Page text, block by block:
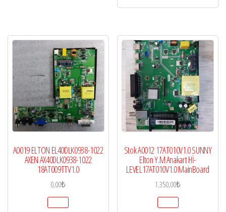
A0019 ELTON EL40DLK0938-1022
AXEN AX40DLK0938-1022
18AT009TTV1.0
0,00₺
Stok A0012 17AT010V1.0 SUNNY
Elton Y.M Anakart Hİ-
LEVEL17AT010V1.0 MainBoard
1.350,00₺